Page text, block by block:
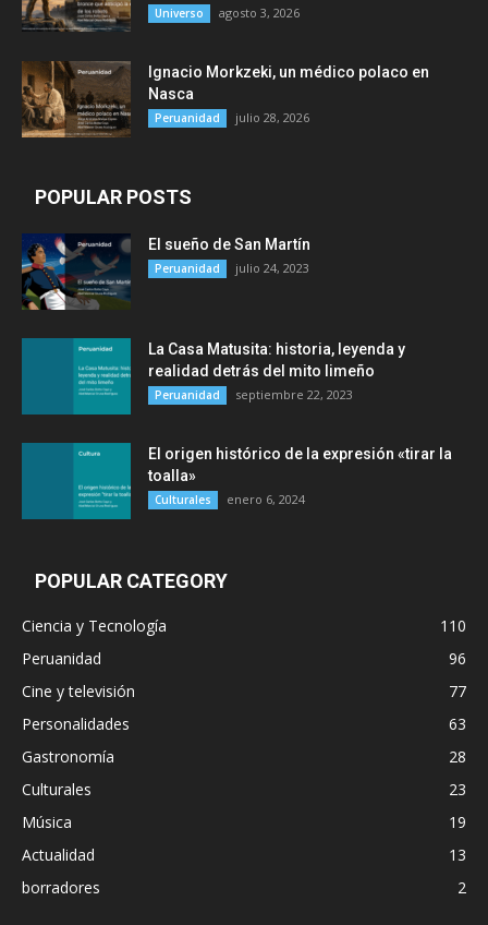
Universo agosto 3, 2026
Ignacio Morkzeki, un médico polaco en
Nasca
Peruanidad julio 28, 2026
POPULAR POSTS
El sueño de San Martín
Peruanidad julio 24, 2023
La Casa Matusita: historia, leyenda y
realidad detrás del mito limeño
Peruanidad septiembre 22, 2023
El origen histórico de la expresión «tirar la
toalla»
Culturales enero 6, 2024
POPULAR CATEGORY
Ciencia y Tecnología
110
Peruanidad
96
Cine y televisión
77
Personalidades
63
Gastronomía
28
Culturales
23
Música
19
Actualidad
13
borradores
2